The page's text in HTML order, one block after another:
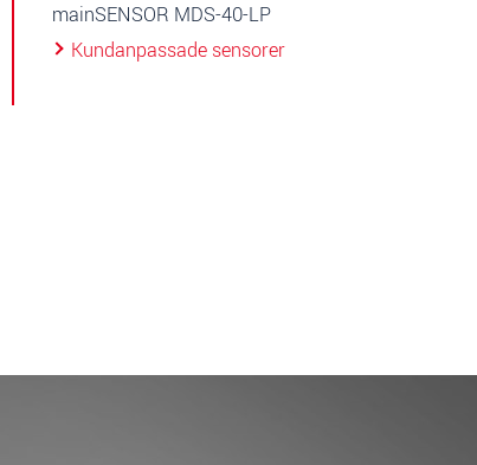
mainSENSOR MDS-40-LP
Kundanpassade sensorer